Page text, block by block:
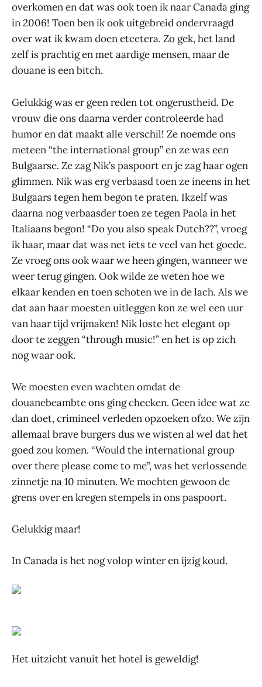
overkomen en dat was ook toen ik naar Canada ging
in 2006! Toen ben ik ook uitgebreid ondervraagd
over wat ik kwam doen etcetera. Zo gek, het land
zelf is prachtig en met aardige mensen, maar de
douane is een bitch.
Gelukkig was er geen reden tot ongerustheid. De
vrouw die ons daarna verder controleerde had
humor en dat maakt alle verschil! Ze noemde ons
meteen “the international group” en ze was een
Bulgaarse. Ze zag Nik’s paspoort en je zag haar ogen
glimmen. Nik was erg verbaasd toen ze ineens in het
Bulgaars tegen hem begon te praten. Ikzelf was
daarna nog verbaasder toen ze tegen Paola in het
Italiaans begon! “Do you also speak Dutch??”, vroeg
ik haar, maar dat was net iets te veel van het goede.
Ze vroeg ons ook waar we heen gingen, wanneer we
weer terug gingen. Ook wilde ze weten hoe we
elkaar kenden en toen schoten we in de lach. Als we
dat aan haar moesten uitleggen kon ze wel een uur
van haar tijd vrijmaken! Nik loste het elegant op
door te zeggen “through music!” en het is op zich
nog waar ook.
We moesten even wachten omdat de
douanebeambte ons ging checken. Geen idee wat ze
dan doet, crimineel verleden opzoeken ofzo. We zijn
allemaal brave burgers dus we wisten al wel dat het
goed zou komen. “Would the international group
over there please come to me”, was het verlossende
zinnetje na 10 minuten. We mochten gewoon de
grens over en kregen stempels in ons paspoort.
Gelukkig maar!
In Canada is het nog volop winter en ijzig koud.
Het uitzicht vanuit het hotel is geweldig!